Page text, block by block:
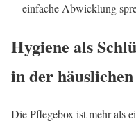
einfache Abwicklung
Hygiene als
in der häuslichen
Die Pflegebox ist mehr als